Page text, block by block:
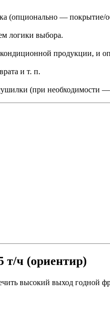
(опционально — покрытие/
логики выбора.
продукции, и
и т. п.
(при необходимости
т/ч (ориентир)
высокий выход годной